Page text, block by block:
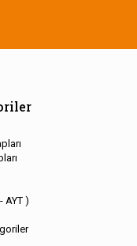
AYT )